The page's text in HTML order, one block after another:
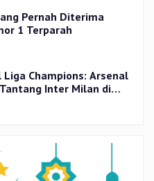
Pernah Diterima
1 Terparah
Champions: Arsenal
Inter Milan di